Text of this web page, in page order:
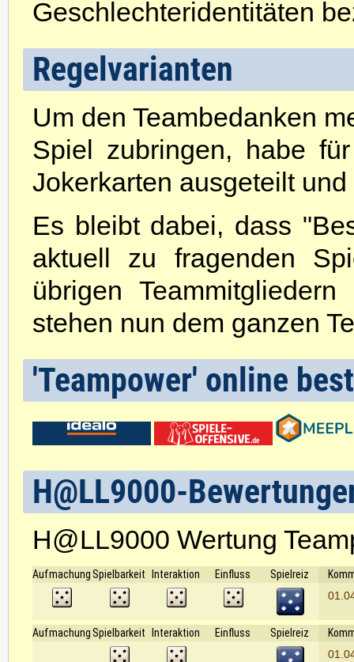
Geschlechteridentitäten
Regelvarianten
Um den Teambedanken
Spiel zubringen, habe
Jokerkarten ausgeteilt
Es bleibt dabei, dass
aktuell zu fragenden
übrigen
stehen nun dem ganzen
'Teampower' online
H@LL9000-
H@LL9000 Wertung
Aufmachung Spielbarkeit Interaktion Einfluss Spielreiz
Aufmachung Spielbarkeit Interaktion Einfluss Spielreiz